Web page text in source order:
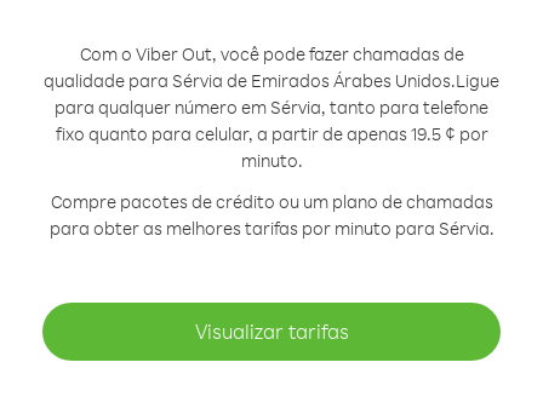
Com o Viber Out, você pode fazer chamadas de
qualidade para Sérvia de Emirados Árabes Unidos.Ligue
para qualquer número em Sérvia, tanto para telefone
fixo quanto para celular, a partir de apenas 19.5 ¢ por
minuto.
Compre pacotes de crédito ou um plano de chamadas
para obter as melhores tarifas por minuto para Sérvia.
Visualizar tarifas